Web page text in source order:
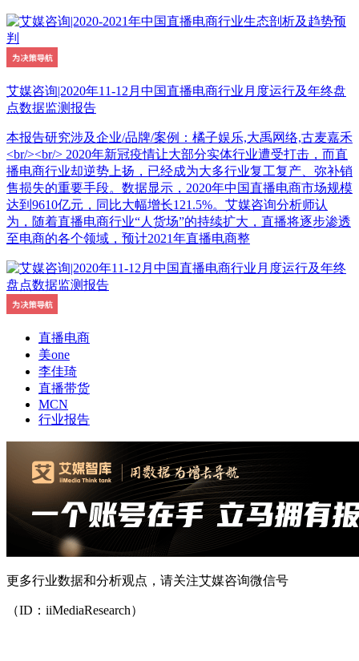
艾媒咨询|2020年11-12月中国直播电商行业月度运行及年终盘
点数据监测报告
本报告研究涉及企业/品牌/案例：橘子娱乐,大禹网络,古麦嘉禾
<br/><br/> 2020年新冠疫情让大部分实体行业遭受打击，而直
播电商行业却逆势上扬，已经成为大多行业复工复产、弥补销
售损失的重要手段。数据显示，2020年中国直播电商市场规模
达到9610亿元，同比大幅增长121.5%。艾媒咨询分析师认
为，随着直播电商行业“人货场”的持续扩大，直播将逐步渗透
至电商的各个领域，预计2021年直播电商整
直播电商
美one
李佳琦
直播带货
MCN
行业报告
更多行业数据和分析观点，请关注艾媒咨询微信号
（ID：iiMediaResearch）